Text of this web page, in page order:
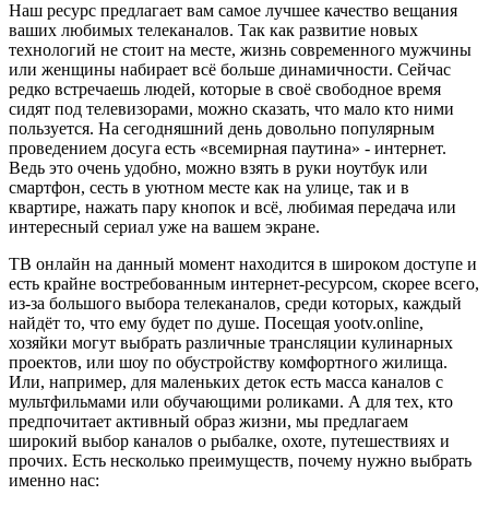
Наш ресурс предлагает вам самое лучшее качество вещания
ваших любимых телеканалов. Так как развитие новых
технологий не стоит на месте, жизнь современного мужчины
или женщины набирает всё больше динамичности. Сейчас
редко встречаешь людей, которые в своё свободное время
сидят под телевизорами, можно сказать, что мало кто ними
пользуется. На сегодняшний день довольно популярным
проведением досуга есть «всемирная паутина» - интернет.
Ведь это очень удобно, можно взять в руки ноутбук или
смартфон, сесть в уютном месте как на улице, так и в
квартире, нажать пару кнопок и всё, любимая передача или
интересный сериал уже на вашем экране.
ТВ онлайн на данный момент находится в широком доступе и
есть крайне востребованным интернет-ресурсом, скорее всего,
из-за большого выбора телеканалов, среди которых, каждый
найдёт то, что ему будет по душе. Посещая yootv.online,
хозяйки могут выбрать различные трансляции кулинарных
проектов, или шоу по обустройству комфортного жилища.
Или, например, для маленьких деток есть масса каналов с
мультфильмами или обучающими роликами. А для тех, кто
предпочитает активный образ жизни, мы предлагаем
широкий выбор каналов о рыбалке, охоте, путешествиях и
прочих. Есть несколько преимуществ, почему нужно выбрать
именно нас: